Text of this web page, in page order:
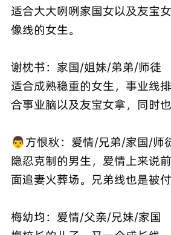
适合大大咧咧家国女以及友宝
像线的女生。
谢枕书：家国/姐妹/弟弟/师徒
适合成熟稳重的女生，事业线
合事业脑以及友宝女拿，同时
👨方恨秋：爱情/兄弟/家国/师
隐忍克制的男生，爱情上来说
面追妻火葬场。兄弟线也是被付
梅幼均：爱情/父亲/兄妹/家国